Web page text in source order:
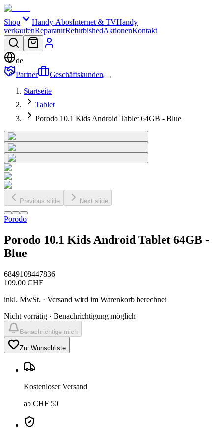
Shop Handy-AbosInternet & TVHandy
verkaufenReparaturRefurbishedAktionenKontakt
de
Partner
Geschäftskunden
Startseite
Tablet
Porodo 10.1 Kids Android Tablet 64GB - Blue
Previous slide Next slide
Porodo
Porodo 10.1 Kids Android Tablet 64GB -
Blue
6849108447836
109.00 CHF
inkl. MwSt. · Versand wird im Warenkorb berechnet
Nicht vorrätig · Benachrichtigung möglich
Benachrichtige mich
Zur Wunschliste
Kostenloser Versand
ab CHF 50